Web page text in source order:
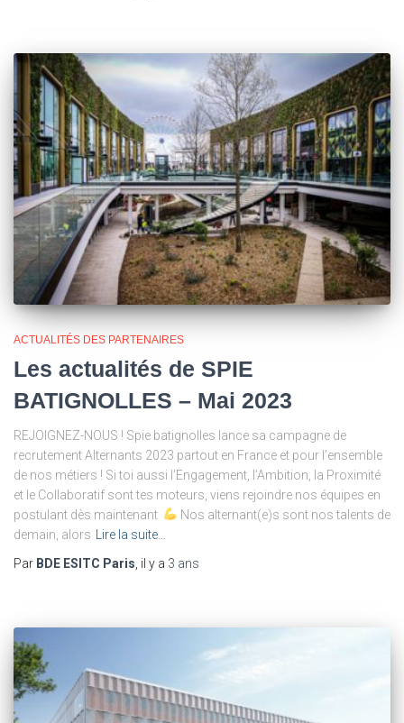
ACTUALITÉS DES PARTENAIRES
Les actualités de SPIE
BATIGNOLLES – Mai 2023
REJOIGNEZ-NOUS ! Spie batignolles lance sa campagne de
recrutement Alternants 2023 partout en France et pour l’ensemble
de nos métiers ! Si toi aussi l’Engagement, l’Ambition, la Proximité
et le Collaboratif sont tes moteurs, viens rejoindre nos équipes en
postulant dès maintenant
Nos alternant(e)s sont nos talents de
demain, alors
Lire la suite…
Par BDE ESITC Paris , il y a 3 ans